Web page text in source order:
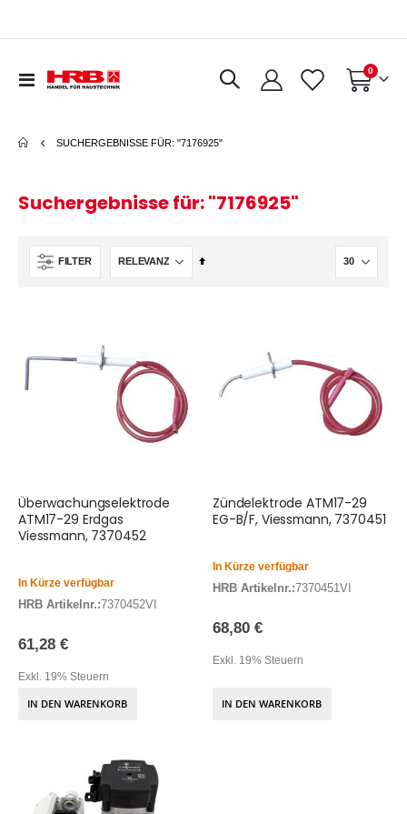
Navigation
Warenkorb
0Artikel
SUCHERGEBNISSE FÜR: "7176925"
Suchergebnisse für: "7176925"
FILTER
In
Überwachungselektrode
ATM17-29 Erdgas
Viessmann, 7370452
In Kürze verfügbar
HRB Artikelnr.:7370452VI
61,28 €
Exkl. 19% Steuern
IN DEN WARENKORB
Zündelektrode ATM17-29
EG-B/F, Viessmann, 7370451
In Kürze verfügbar
HRB Artikelnr.:7370451VI
68,80 €
Exkl. 19% Steuern
IN DEN WARENKORB